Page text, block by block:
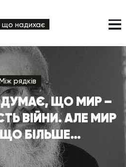
що надихає
рядків
ДУМАЄ, ЩО МИР –
ВІЙНИ. АЛЕ МИР
БІЛЬШЕ…